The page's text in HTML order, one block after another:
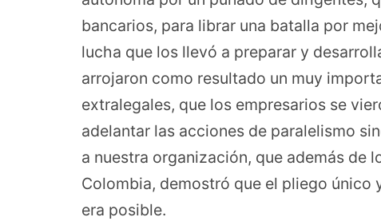
bancarios, para librar una batalla por
lucha que los llevó a preparar y
arrojaron como resultado un muy
extralegales, que los empresarios se
adelantar las acciones de paralelismo
a nuestra organización, que además de
Colombia, demostró que el pliego
era posible.